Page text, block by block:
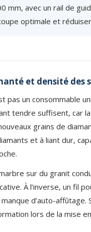
mm, avec un rail de
optimale et
et densité des
pas un consommable
tendre suffisent, car
grains de
et à liant dur,
sur du granit
À l’inverse, un fil
d’auto-affûtage.
lors de la mise